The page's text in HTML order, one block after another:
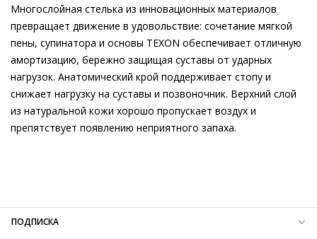
Многослойная стелька из инновационных материалов
превращает движение в удовольствие: сочетание мягкой
пены, супинатора и основы TEXON обеспечивает отличную
амортизацию, бережно защищая суставы от ударных
нагрузок. Анатомический крой поддерживает стопу и
снижает нагрузку на суставы и позвоночник. Верхний слой
из натуральной кожи хорошо пропускает воздух и
препятствует появлению неприятного запаха.
Температурный режим до 0°C
Высота каблука
ПОДПИСКА